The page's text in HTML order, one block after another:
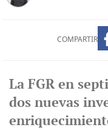
COMPARTIR
La FGR en
dos nuevas